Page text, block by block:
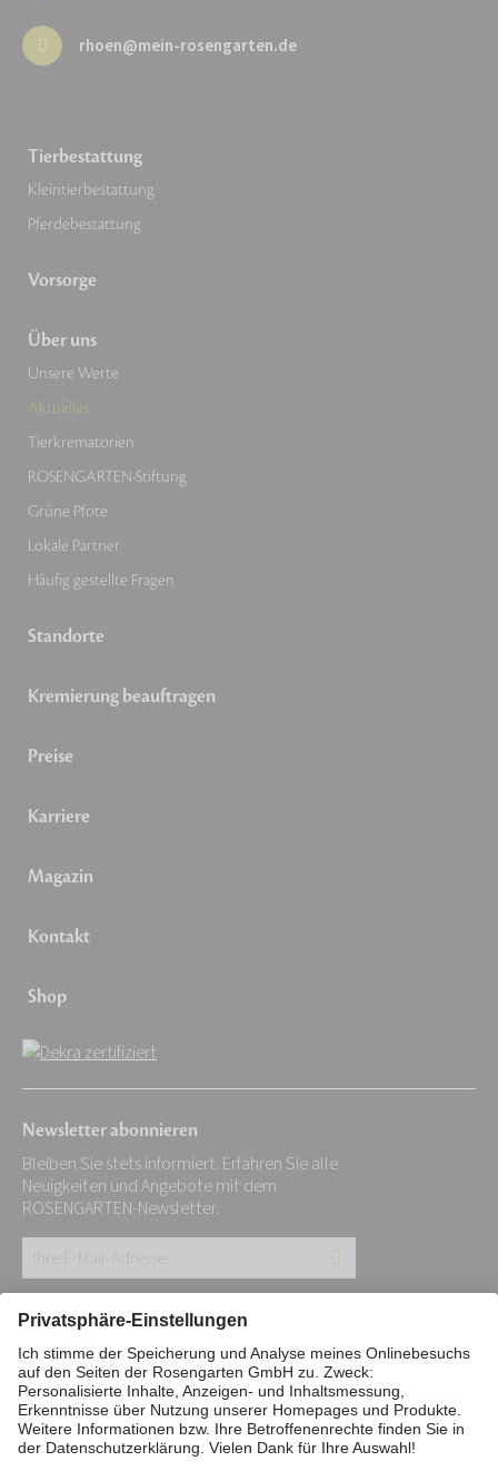
rhoen@mein-rosengarten.de
Tierbestattung
Kleintierbestattung
Pferdebestattung
Vorsorge
Über uns
Unsere Werte
Aktuelles
Tierkrematorien
ROSENGARTEN-Stiftung
Grüne Pfote
Lokale Partner
Häufig gestellte Fragen
Standorte
Kremierung beauftragen
Preise
Karriere
Magazin
Kontakt
Shop
Newsletter abonnieren
Bleiben Sie stets informiert. Erfahren Sie alle
Neuigkeiten und Angebote mit dem
ROSENGARTEN-Newsletter.
E-
Mail-
Adresse:
*
Impressum Datenschutz
Stiftung
Interne Meldestelle
Zahlungsmittel
Barrierefreiheitserklärung
Vertrag widerrufen